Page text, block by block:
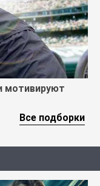
мотивируют
Все подборки